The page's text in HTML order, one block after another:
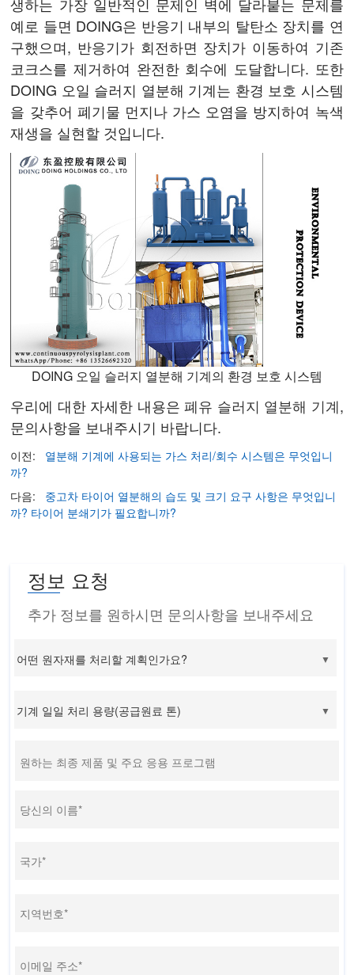
예로 들면 DOING은 반응기 내부의 탈탄소 장치를 연
구했으며, 반응기가 회전하면 장치가 이동하여 기존
코크스를 제거하여 완전한 회수에 도달합니다. 또한
DOING 오일 슬러지 열분해 기계는 환경 보호 시스템
을 갖추어 폐기물 먼지나 가스 오염을 방지하여 녹색
재생을 실현할 것입니다.
DOING 오일 슬러지 열분해 기계의 환경 보호 시스템
우리에 대한 자세한 내용은폐유 슬러지 열분해 기계,
문의사항을 보내주시기 바랍니다.
이전:
열분해 기계에 사용되는 가스 처리/회수 시스템은 무엇입니
까?
다음:
중고차 타이어 열분해의 습도 및 크기 요구 사항은 무엇입니
까? 타이어 분쇄기가 필요합니까?
정보 요청
추가 정보를 원하시면 문의사항을 보내주세요